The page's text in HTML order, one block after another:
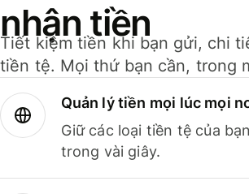
nhận tiền
Tiết kiệm tiền khi bạn gửi, chi
tiền tệ. Mọi thứ bạn cần, trong
Quản lý tiền mọi lúc mọi
Giữ các loại tiền tệ của
trong vài giây.